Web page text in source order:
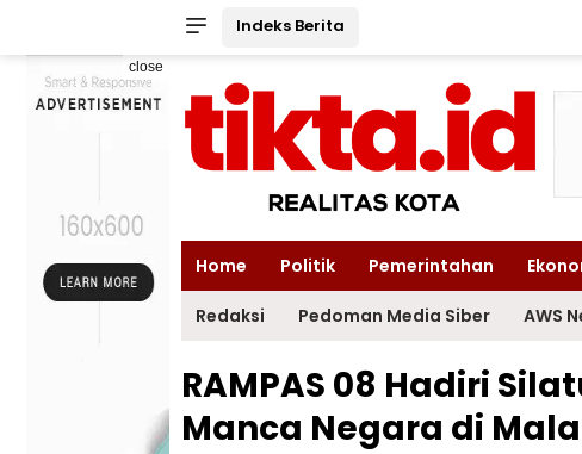
Indeks Berita
close
Home Politik Pemerintahan
Redaksi Pedoman Media Siber AWS
RAMPAS 08 Hadiri
Manca Negara di